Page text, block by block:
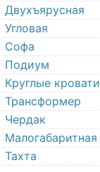
Двухъярусная
Угловая
Софа
Подиум
Круглые кровати
Трансформер
Чердак
Малогабаритная
Тахта